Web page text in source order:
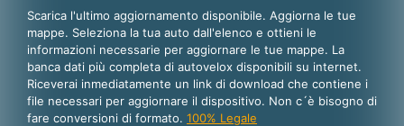
Italiano
English
Español
Scarica l'ultimo aggiornamento disponibile. Aggiorna le tue
mappe. Seleziona la tua auto dall'elenco e ottieni le
informazioni necessarie per aggiornare le tue mappe. La
banca dati più completa di autovelox disponibili su internet.
Riceverai inmediatamente un link di download che contiene i
file necessari per aggiornare il dispositivo. Non c´è bisogno di
fare conversioni di formato. 100% Legale